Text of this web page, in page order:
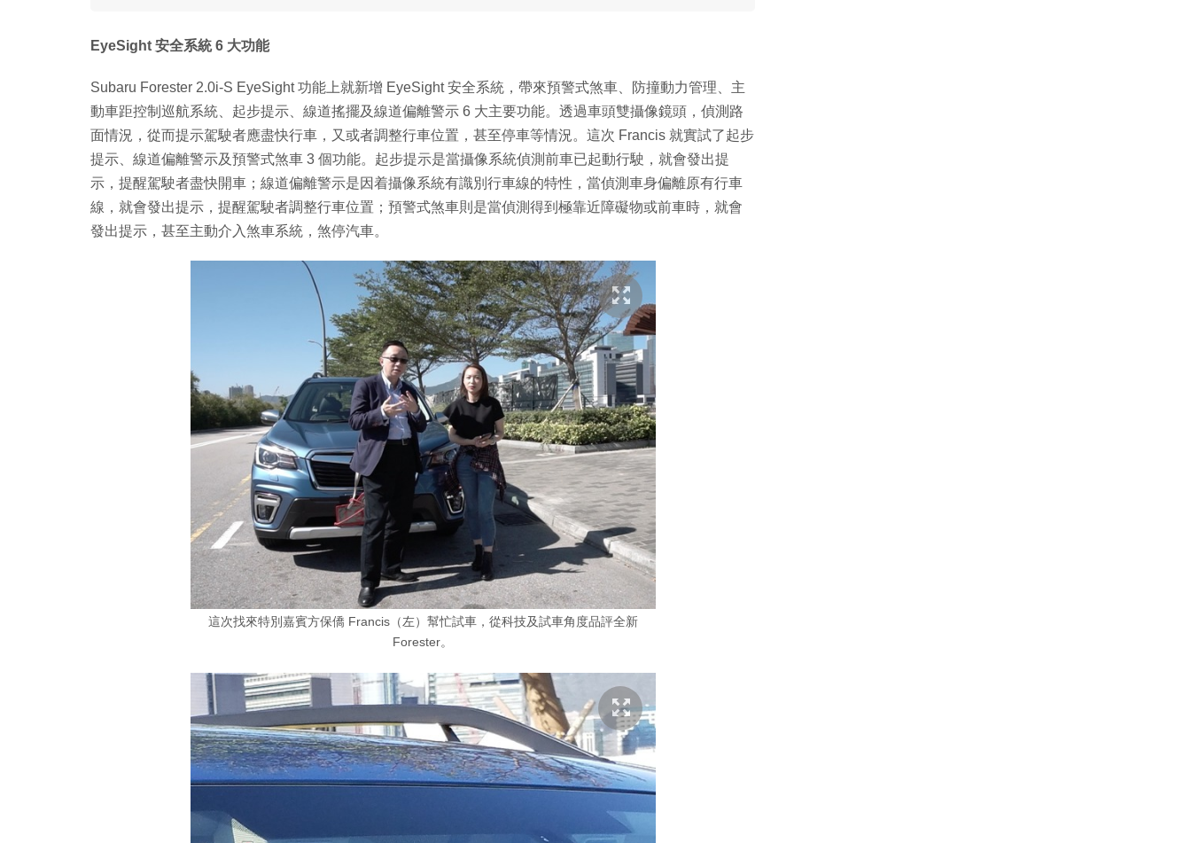
EyeSight 安全系統 6 大功能
Subaru Forester 2.0i-S EyeSight 功能上就新增 EyeSight 安全系統，帶來預警式煞車、防撞動力管理、主
動車距控制巡航系統、起步提示、線道搖擺及線道偏離警示 6 大主要功能。透過車頭雙攝像鏡頭，偵測路
面情況，從而提示駕駛者應盡快行車，又或者調整行車位置，甚至停車等情況。這次 Francis 就實試了起步
提示、線道偏離警示及預警式煞車 3 個功能。起步提示是當攝像系統偵測前車已起動行駛，就會發出提
示，提醒駕駛者盡快開車；線道偏離警示是因着攝像系統有識別行車線的特性，當偵測車身偏離原有行車
線，就會發出提示，提醒駕駛者調整行車位置；預警式煞車則是當偵測得到極靠近障礙物或前車時，就會
發出提示，甚至主動介入煞車系統，煞停汽車。
這次找來特別嘉賓方保僑 Francis（左）幫忙試車，從科技及試車角度品評全新
Forester。